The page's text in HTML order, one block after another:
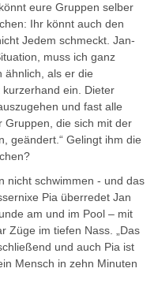
eure Gruppen selber
Ihr könnt auch den
Jedem schmeckt. Jan-
muss ich ganz
ähnlich, als er die
ein. Dieter
und fast alle
Gruppen, die sich mit der
geändert.“ Gelingt ihm die
nicht schwimmen - und das
Pia überredet Jan
am und im Pool – mit
Züge im tiefen Nass. „Das
und auch Pia ist
Mensch in zehn Minuten